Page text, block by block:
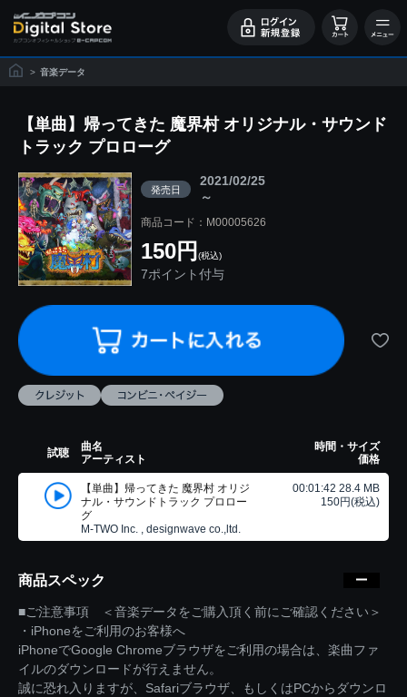
> 音楽データ
【単曲】帰ってきた 魔界村 オリジナル・サウンド
トラック プロローグ
発売日
2021/02/25
～
商品コード：M00005626
150円 (税込)
7ポイント付与
試聴
曲名
アーティスト
時間・サイズ
価格
【単曲】帰ってきた 魔界村 オリジ
ナル・サウンドトラック プロロー
グ
M-TWO Inc. , designwave co.,ltd.
00:01:42 28.4 MB
150円(税込)
商品スペック
■ご注意事項 ＜音楽データをご購入頂く前にご確認ください＞
・iPhoneをご利用のお客様へ
iPhoneでGoogle Chromeブラウザをご利用の場合は、楽曲ファ
イルのダウンロードが行えません。
誠に恐れ入りますが、Safariブラウザ、もしくはPCからダウンロ